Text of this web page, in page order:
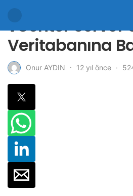
vCenter Server
Veritabanına
Onur AYDIN 12 yıl önce